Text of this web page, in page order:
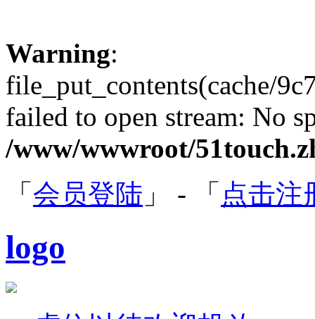
Warning:
file_put_contents(cache/
failed to open stream: No
/www/wwwroot/
「 会员登陆 」 - 「 点击注
logo